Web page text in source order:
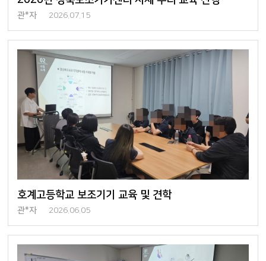
관*자 2026.07.15
호계고등학교 보조기기 교육 및 견학
관*자 2026.06.05